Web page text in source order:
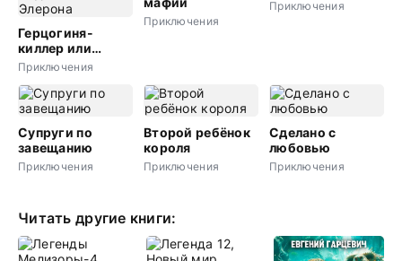
Герцогиня-
киллер или
Великое
Бедствие
Элерона
Приключения
Приключения
Приключения
Супруги по
завещанию
Приключения
Второй ребёнок
короля
Приключения
Сделано с
любовью
Приключения
Читать другие книги: